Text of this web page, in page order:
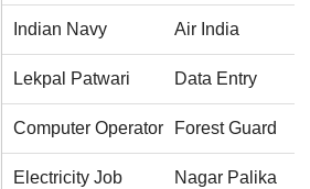
Indian Navy Air India
Lekpal Patwari Data Entry
Computer Operator Forest Guard
Electricity Job Nagar Palika